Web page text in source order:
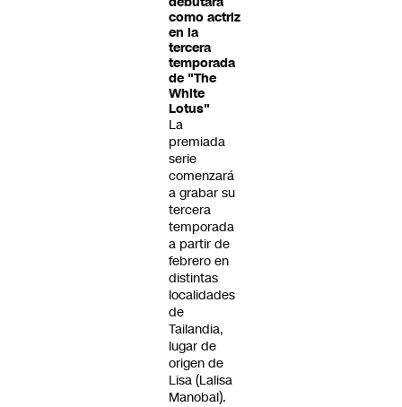
como actriz
en la
tercera
temporada
de "The
White
Lotus"
La
premiada
serie
comenzará
a grabar su
tercera
temporada
a partir de
febrero en
distintas
localidades
de
Tailandia,
lugar de
origen de
Lisa (Lalisa
Manobal).